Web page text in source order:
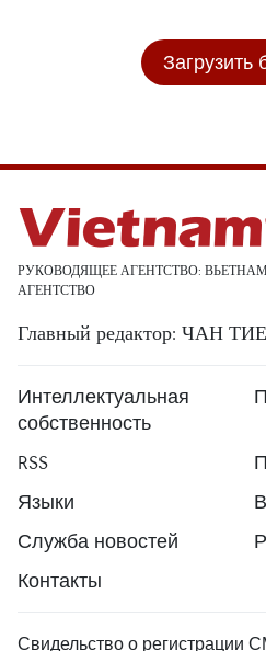
Загрузить
РУКОВОДЯЩЕЕ АГЕНТСТВО:
АГЕНТСТВО
Главный редактор: ЧАН
Интеллектуальная
собственность
RSS
Языки
Служба новостей
Контакты
Свидельство о регистрации